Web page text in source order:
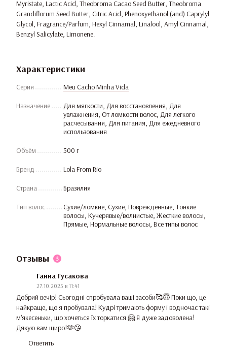
Myristate, Lactic Acid, Theobroma Cacao Seed Butter, Theobroma
Grandiflorum Seed Butter, Citric Acid, Phenoxyethanol (and) Caprylyl
Glycol, Fragrance/Parfum, Hexyl Cinnamal, Linalool, Amyl Cinnamal,
Benzyl Salicylate, Limonene.
Характеристики
Серия Meu Cacho Minha Vida
Назначение
Для мягкости, Для восстановления, Для
увлажнения, От ломкости волос, Для легкого
расчесывания, Для питания, Для ежедневного
использования
Объём 500 г
Бренд Lola From Rio
Страна Бразилия
Тип волос
Сухие/ломкие, Сухие, Поврежденные, Тонкие
волосы, Кучерявые/волнистые, Жесткие волосы,
Прямые, Нормальные волосы, Все типы волос
Отзывы 5
Ганна Гусакова
27.10.2025 в 11:41
Добрий вечір! Сьогодні спробувала ваші засоби🥰😇 Поки що, це
найкраще, що я пробувала! Кудрі тримають форму і водночас такі
м'якесеньки, що хочеться їх торкатися 🤗 Я дуже задоволена!
Дякую вам щиро!🫶😘
Ответить